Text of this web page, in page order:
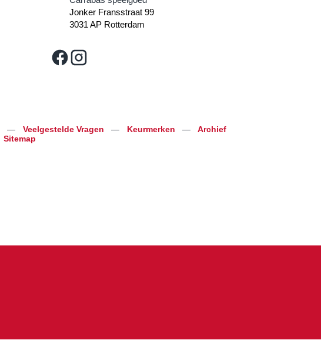
Jonker Fransstraat 99
3031 AP Rotterdam
— Veelgestelde Vragen — Keurmerken —
Archief
Sitemap